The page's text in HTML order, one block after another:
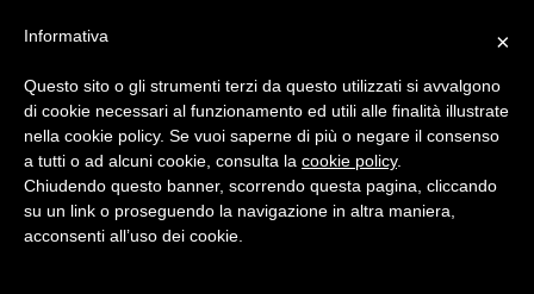
bimbi e viaggi - family travel blog: community #1 in
×
Informativa
Questo sito o gli strumenti terzi da questo utilizzati si avvalgono
di cookie necessari al funzionamento ed utili alle finalità illustrate
nella cookie policy. Se vuoi saperne di più o negare il consenso
a tutti o ad alcuni cookie, consulta la cookie policy.
Chiudendo questo banner, scorrendo questa pagina, cliccando
su un link o proseguendo la navigazione in altra maniera,
acconsenti all’uso dei cookie.